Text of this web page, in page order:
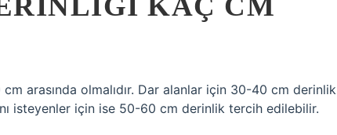
arasında olmalıdır. Dar alanlar için 30-40 cm derinlik
isteyenler için ise 50-60 cm derinlik tercih edilebilir.